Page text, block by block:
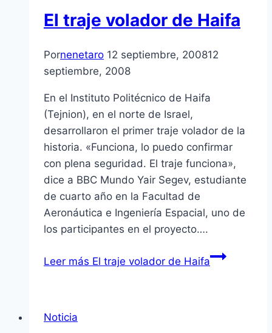
El traje volador de Haifa
Pornenetaro 12 septiembre, 200812
septiembre, 2008
En el Instituto Politécnico de Haifa
(Tejnion), en el norte de Israel,
desarrollaron el primer traje volador de la
historia. «Funciona, lo puedo confirmar
con plena seguridad. El traje funciona»,
dice a BBC Mundo Yair Segev, estudiante
de cuarto año en la Facultad de
Aeronáutica e Ingenierí­a Espacial, uno de
los participantes en el proyecto….
Leer más El traje volador de Haifa
Noticia